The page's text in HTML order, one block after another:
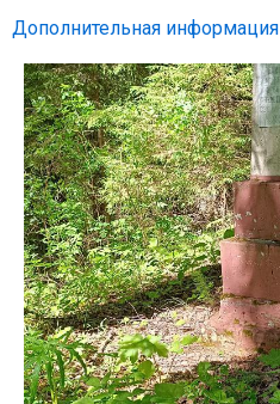
Дополнительная информация